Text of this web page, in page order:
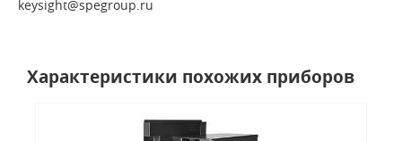
keysight@spegroup.ru
Характеристики похожих приборов